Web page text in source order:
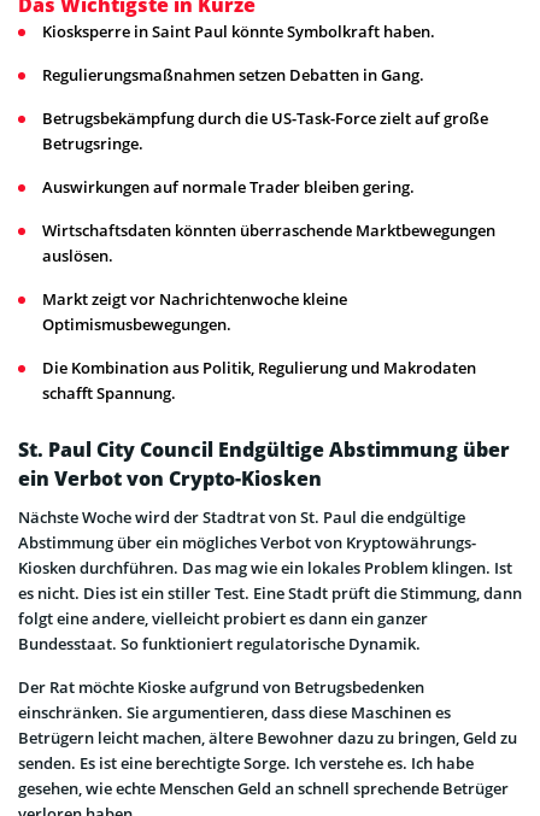
Kiosksperre in Saint Paul könnte Symbolkraft haben.
Regulierungsmaßnahmen setzen Debatten in Gang.
Betrugsbekämpfung durch die US-Task-Force zielt auf große
Betrugsringe.
Auswirkungen auf normale Trader bleiben gering.
Wirtschaftsdaten könnten überraschende Marktbewegungen
auslösen.
Markt zeigt vor Nachrichtenwoche kleine
Optimismusbewegungen.
Die Kombination aus Politik, Regulierung und Makrodaten
schafft Spannung.
St. Paul City Council Endgültige Abstimmung über
ein Verbot von Crypto-Kiosken
Nächste Woche wird der Stadtrat von St. Paul die endgültige
Abstimmung über ein mögliches Verbot von Kryptowährungs-
Kiosken durchführen. Das mag wie ein lokales Problem klingen. Ist
es nicht. Dies ist ein stiller Test. Eine Stadt prüft die Stimmung, dann
folgt eine andere, vielleicht probiert es dann ein ganzer
Bundesstaat. So funktioniert regulatorische Dynamik.
Der Rat möchte Kioske aufgrund von Betrugsbedenken
einschränken. Sie argumentieren, dass diese Maschinen es
Betrügern leicht machen, ältere Bewohner dazu zu bringen, Geld zu
senden. Es ist eine berechtigte Sorge. Ich verstehe es. Ich habe
gesehen, wie echte Menschen Geld an schnell sprechende Betrüger